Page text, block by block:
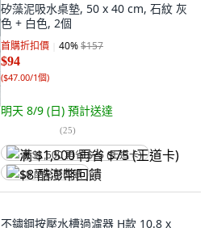
矽藻泥吸水桌墊, 50 x 40 cm, 石紋 灰
色 + 白色, 2個
首購折扣價 40%$157
$94
($47.00/1個)
明天 8/9 (日) 預計送達
(25)
满 $1,500 再省 $75 (王道卡)
$8 酷澎幣回饋
不鏽鋼按壓水槽過濾器 H款 10.8 x